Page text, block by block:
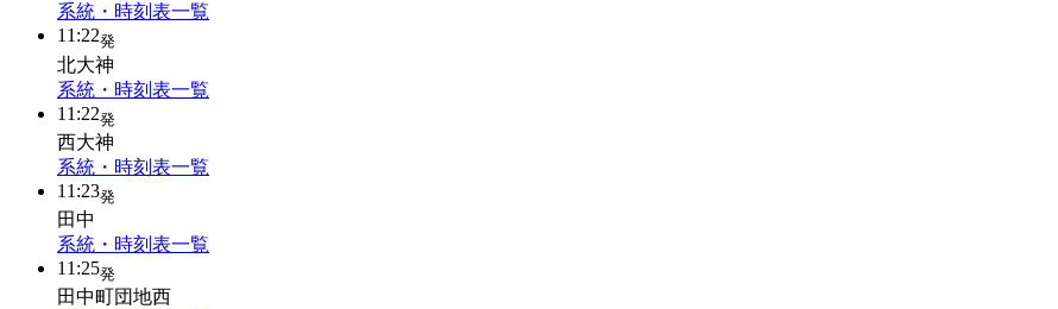
系統・時刻表一覧
11:22発
北大神
系統・時刻表一覧
11:22発
西大神
系統・時刻表一覧
11:23発
田中
系統・時刻表一覧
11:25発
田中町団地西